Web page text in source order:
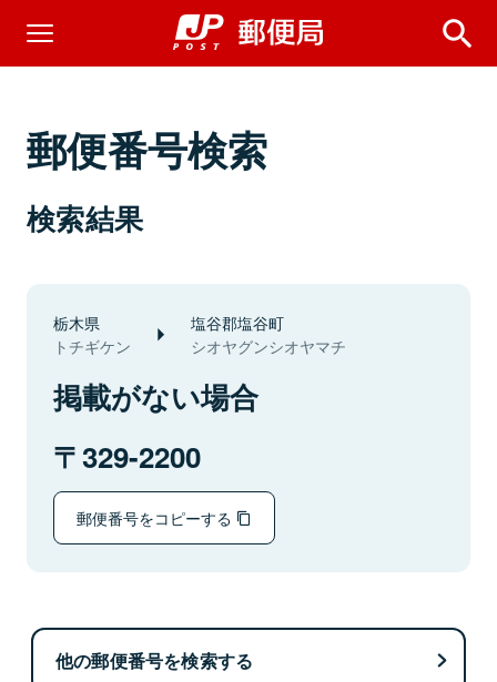
郵便番号検索
検索結果
栃木県
トチギケン
塩谷郡塩谷町
シオヤグンシオヤマチ
掲載がない場合
329-2200
郵便番号をコピーする
他の郵便番号を検索する